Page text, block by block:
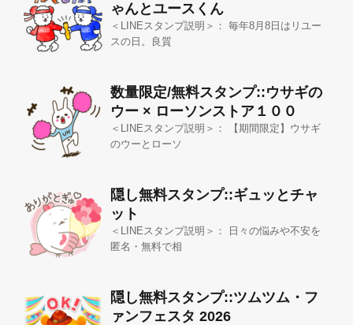
ゃんとユースくん
＜LINEスタンプ説明＞： 毎年8月8日はリユー
スの日。良質
数量限定/無料スタンプ::ウサギの
ウー × ローソンストア１００
＜LINEスタンプ説明＞： 【期間限定】ウサギ
のウーとローソ
隠し無料スタンプ::ギュッとチャ
ット
＜LINEスタンプ説明＞： 日々の悩みや不安を
匿名・無料で相
隠し無料スタンプ::ツムツム・フ
ァンフェスタ 2026